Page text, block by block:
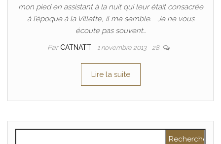
mon pied en assistant à la nuit qui leur était consacrée
à l’époque à la Villette, il me semble. Je ne vous
écoute pas souvent…
Par CATNATT 1 novembre 2013 28
Lire la suite